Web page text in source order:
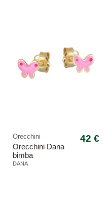
Orecchini
Orecchini Dana
bimba
ORBFC14OGSP
DANA
42 €